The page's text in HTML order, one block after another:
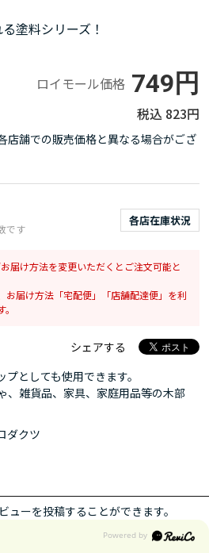
塗料シリーズ！
ロイモール価格 749円
823円
店舗での販売価格と異なる場合がござ
各店在庫状況
です
届け方法を変更いただくとご注文可能と
お届け方法「宅配便」「店舗配達便」を利
シェアする
としても使用できます。
雑貨品、家具、家庭用品等の木部
ダクツ
ューを投稿することができます。